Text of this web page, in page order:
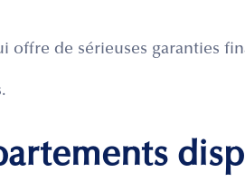
offre de sérieuses garanties